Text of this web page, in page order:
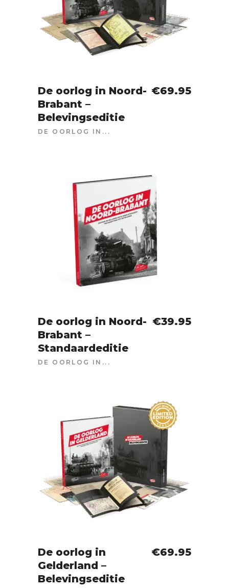
IN WINKELWAGEN
De oorlog in Noord-
Brabant –
Belevingseditie
€69.95
DE OORLOG IN...
IN WINKELWAGEN
De oorlog in Noord-
Brabant –
Standaardeditie
€39.95
DE OORLOG IN...
IN WINKELWAGEN
De oorlog in
Gelderland –
Belevingseditie
€69.95